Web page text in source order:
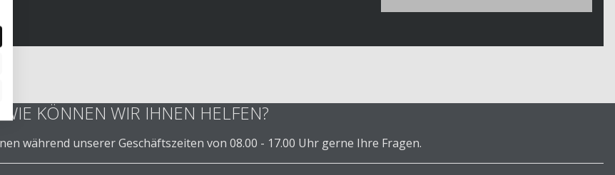
WIE KÖNNEN WIR IHNEN HELFEN?
während unserer Geschäftszeiten von 08.00 - 17.00 Uhr gerne Ihre Fragen.